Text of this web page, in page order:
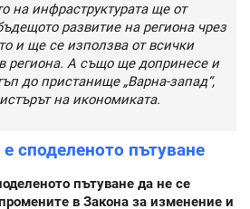
на инфраструктурата ще от
развитие на региона чрез
и ще се използва от всички
региона. А също ще допринесе и
до пристанище „Варна-запад“,
на икономиката.
споделеното пътуване
пътуване да не се
в Закона за изменение и